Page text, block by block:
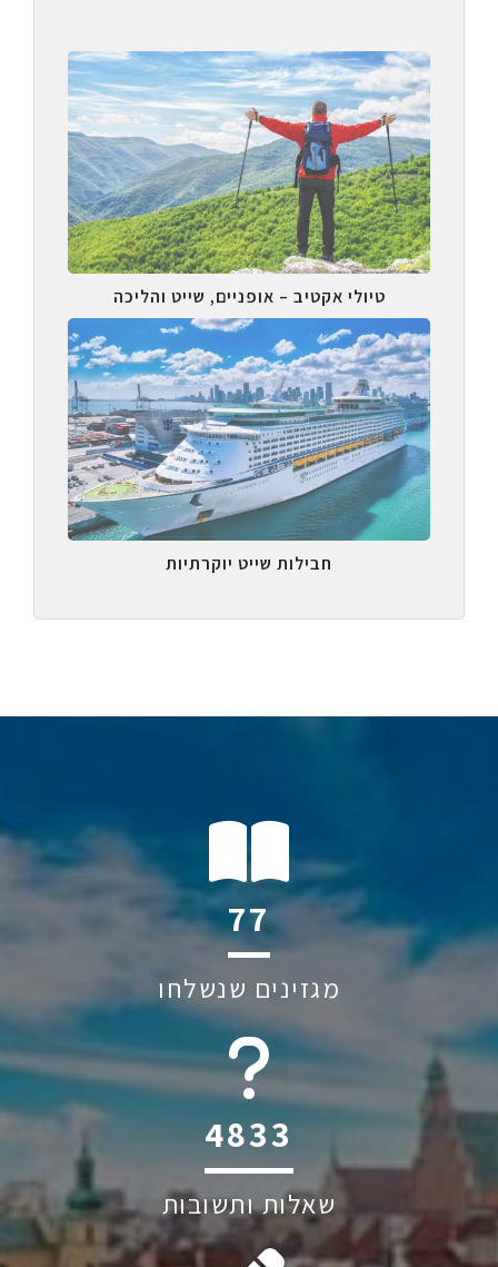
טיולי אקטיב – אופניים, שייט והליכה
חבילות שייט יוקרתיות
115
מגזינים שנשלחו
6045
שאלות ותשובות